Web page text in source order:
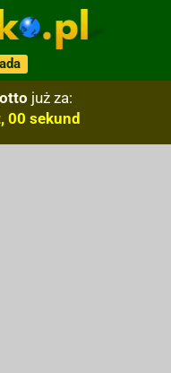
już za:
59 sekund